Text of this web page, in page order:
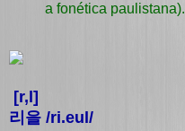
a fonética paulistana).
[r,l]
리을 /ri.eul/